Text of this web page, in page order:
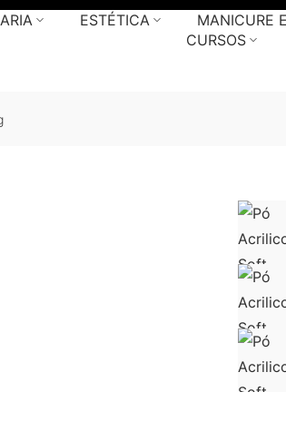
ESTÉTICA MANICURE
CURSOS